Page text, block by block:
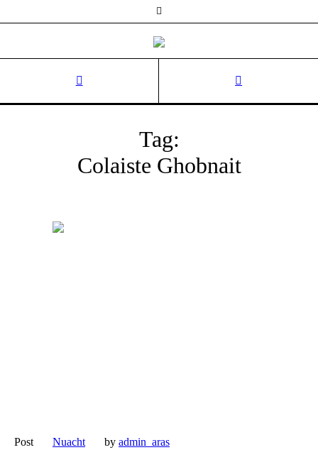
Tag:
Colaiste Ghobnait
Post Nuacht by admin_aras